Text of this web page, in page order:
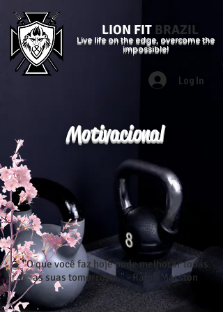
LION FIT BRAZIL
Live life on the edge, overcome the
impossible!
Log In
Motivacional
"O que você faz hoje pode melhorar todas
as suas tomorrows." - Ralph Marston